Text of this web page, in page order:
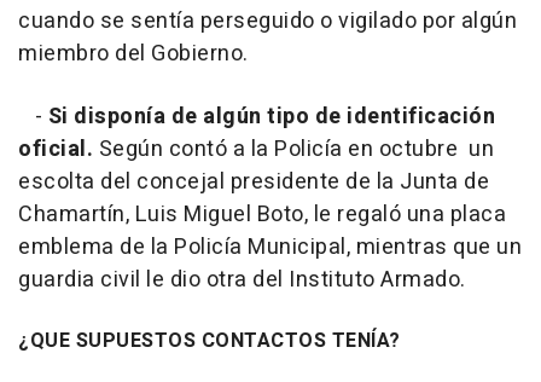
cuando se sentía perseguido o vigilado por algún
miembro del Gobierno.
- Si disponía de algún tipo de identificación
oficial. Según contó a la Policía en octubre un
escolta del concejal presidente de la Junta de
Chamartín, Luis Miguel Boto, le regaló una placa
emblema de la Policía Municipal, mientras que un
guardia civil le dio otra del Instituto Armado.
¿QUE SUPUESTOS CONTACTOS TENÍA?